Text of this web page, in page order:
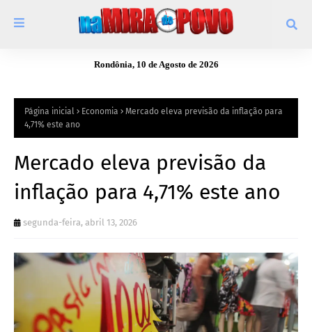
Rondônia, 10 de Agosto de 2026
Página inicial Economia
Mercado eleva previsão da inflação para
4,71% este ano
Mercado eleva previsão da
inflação para 4,71% este ano
segunda-feira, abril 13, 2026